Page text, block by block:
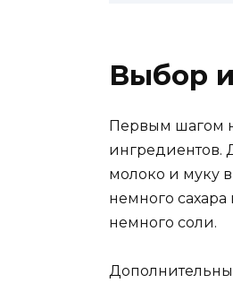
Выбор
Первым шагом
ингредиентов.
молоко и муку
немного
немного соли.